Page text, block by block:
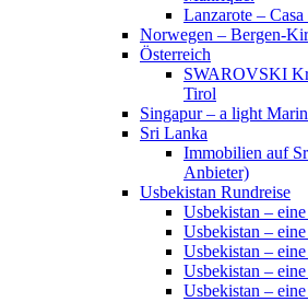
Lanzarote –
Norwegen – Bergen-
Österreich
SWAROVSKI
Tirol
Singapur – a light
Sri Lanka
Immobilien auf
Anbieter)
Usbekistan Rundreise
Usbekistan –
Usbekistan –
Usbekistan –
Usbekistan –
Usbekistan –